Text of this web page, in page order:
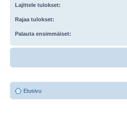
Lajittele tulokset:
Rajaa tulokset:
Palauta ensimmäiset:
Etusivu